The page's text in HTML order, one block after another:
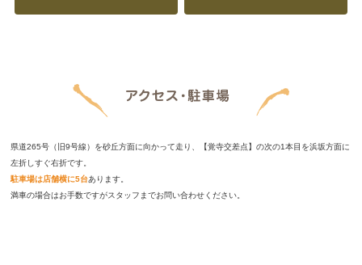
県道265号（旧9号線）を砂丘方面に向かって走り、【覚寺交差点】の次の1本目を浜坂方面に
左折しすぐ右折です。
駐車場は店舗横に5台あります。
満車の場合はお手数ですがスタッフまでお問い合わせください。